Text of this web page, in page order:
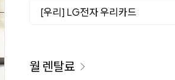
[우리] LG전자 우리카드
이용 요금
월 렌탈료